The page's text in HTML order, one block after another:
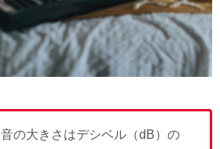
音の大きさはデシベル（dB）の